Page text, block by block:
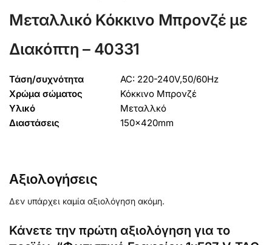
Μεταλλικό Κόκκινο Μπρονζέ με
Διακόπτη – 40331
Τάση/συχνότητα
AC: 220-240V,50/60Hz
Χρώμα σώματος
Κόκκινο Μπρονζέ
Υλικό
Μεταλλκό
Διαστάσεις
150x420mm
Αξιολογήσεις
Δεν υπάρχει καμία αξιολόγηση ακόμη.
Κάνετε την πρώτη αξιολόγηση για το